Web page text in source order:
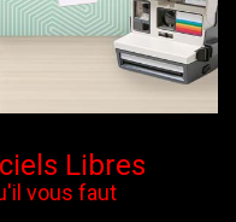
Libres
vous faut